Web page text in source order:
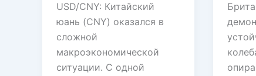
USD/CNY: Китайский
юань (CNY) оказался в
сложной
макроэкономической
ситуации. С одной